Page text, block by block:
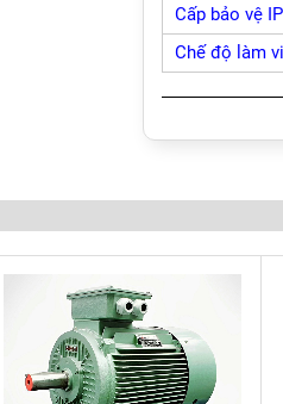
Cấp bảo vệ
Chế độ làm